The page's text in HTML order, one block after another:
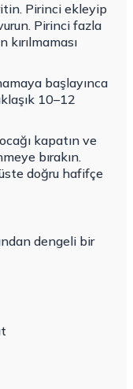
Pirinci ekleyip
Pirinci fazla
başlayınca
10–12
kapatın ve
bırakın.
doğru hafifçe
dengeli bir